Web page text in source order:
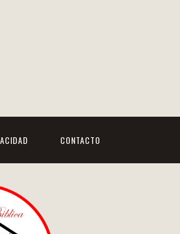
CONTACTO